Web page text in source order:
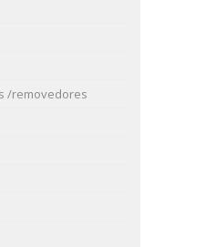
/removedores